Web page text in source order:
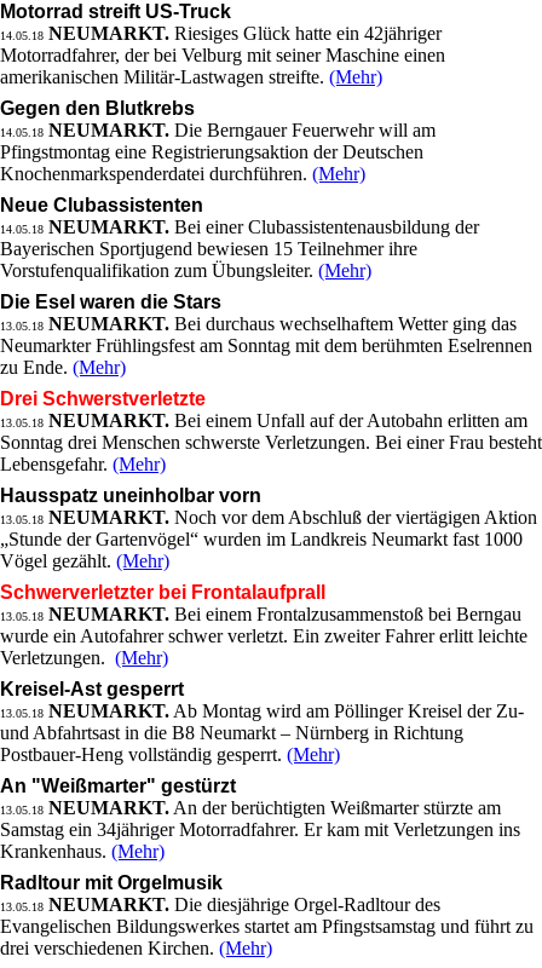
Motorrad streift US-Truck
14.05.18 NEUMARKT. Riesiges Glück hatte ein 42jähriger
Motorradfahrer, der bei Velburg mit seiner Maschine einen
amerikanischen Militär-Lastwagen streifte. (Mehr)
Gegen den Blutkrebs
14.05.18 NEUMARKT. Die Berngauer Feuerwehr will am
Pfingstmontag eine Registrierungsaktion der Deutschen
Knochenmarkspenderdatei durchführen. (Mehr)
Neue Clubassistenten
14.05.18 NEUMARKT. Bei einer Clubassistentenausbildung der
Bayerischen Sportjugend bewiesen 15 Teilnehmer ihre
Vorstufenqualifikation zum Übungsleiter. (Mehr)
Die Esel waren die Stars
13.05.18 NEUMARKT. Bei durchaus wechselhaftem Wetter ging das
Neumarkter Frühlingsfest am Sonntag mit dem berühmten Eselrennen
zu Ende. (Mehr)
Drei Schwerstverletzte
13.05.18 NEUMARKT. Bei einem Unfall auf der Autobahn erlitten am
Sonntag drei Menschen schwerste Verletzungen. Bei einer Frau besteht
Lebensgefahr. (Mehr)
Hausspatz uneinholbar vorn
13.05.18 NEUMARKT. Noch vor dem Abschluß der viertägigen Aktion
„Stunde der Gartenvögel“ wurden im Landkreis Neumarkt fast 1000
Vögel gezählt. (Mehr)
Schwerverletzter bei Frontalaufprall
13.05.18 NEUMARKT. Bei einem Frontalzusammenstoß bei Berngau
wurde ein Autofahrer schwer verletzt. Ein zweiter Fahrer erlitt leichte
Verletzungen. (Mehr)
Kreisel-Ast gesperrt
13.05.18 NEUMARKT. Ab Montag wird am Pöllinger Kreisel der Zu-
und Abfahrtsast in die B8 Neumarkt – Nürnberg in Richtung
Postbauer-Heng vollständig gesperrt. (Mehr)
An "Weißmarter" gestürzt
13.05.18 NEUMARKT. An der berüchtigten Weißmarter stürzte am
Samstag ein 34jähriger Motorradfahrer. Er kam mit Verletzungen ins
Krankenhaus. (Mehr)
Radltour mit Orgelmusik
13.05.18 NEUMARKT. Die diesjährige Orgel-Radltour des
Evangelischen Bildungswerkes startet am Pfingstsamstag und führt zu
drei verschiedenen Kirchen. (Mehr)